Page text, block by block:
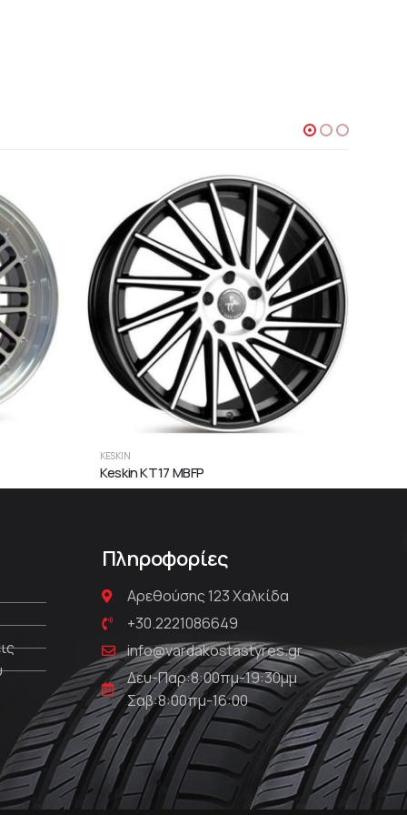
KESKIN
Keskin KT17 MBFP
Πληροφορίες
Αρεθούσης 123 Χαλκίδα
+30.2221086649
info@vardakostastyres.gr
Δευ-Παρ:8:00πμ-19:30μμ
Σαβ:8:00πμ-16:00